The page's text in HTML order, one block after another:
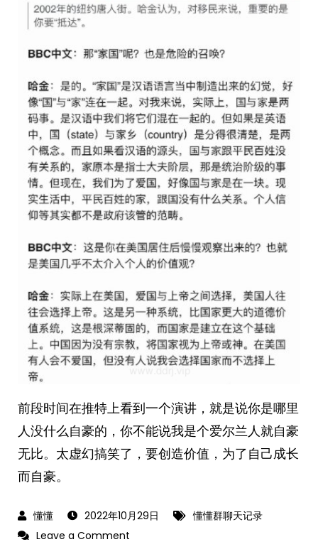
前段时间在推特上看到一个演讲，就是说你是哪里
人没什么自豪的，你不能说我是个爱尔兰人就自豪
无比。太虚幻搞笑了，要创造价值，为了自己成长
而自豪。
2022年10月29日
懂懂群聊天记录
Leave a Comment